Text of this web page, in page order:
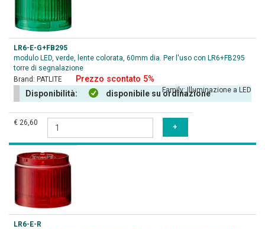
LR6-E-G+FB295
modulo LED, verde, lente colorata, 60mm dia. Per l'uso con LR6+FB295
torre di segnalazione
Brand: PATLITE Prezzo scontato 5%
Family:Illuminazione a LED
Disponibilità: disponibile su ordinazione
€ 26,60
LR6-E-R